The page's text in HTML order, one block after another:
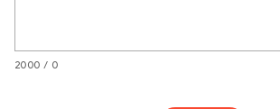
0 / 2000